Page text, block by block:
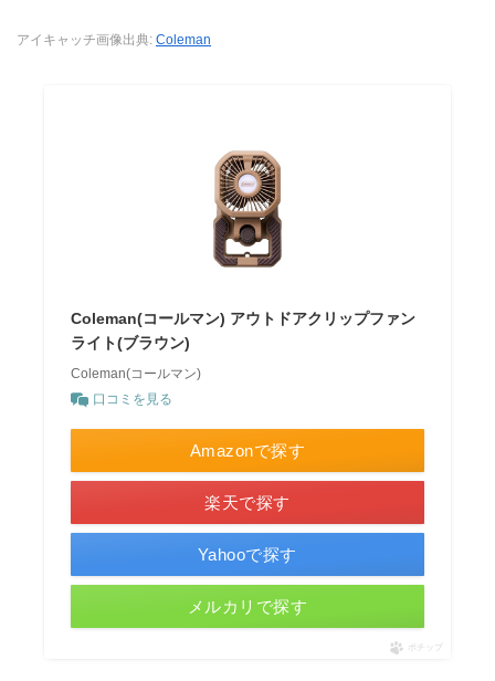
アイキャッチ画像出典: Coleman
Coleman(コールマン) アウトドアクリップファン
ライト(ブラウン)
Coleman(コールマン)
口コミを見る
Amazonで探す
楽天で探す
Yahooで探す
メルカリで探す
ポチップ